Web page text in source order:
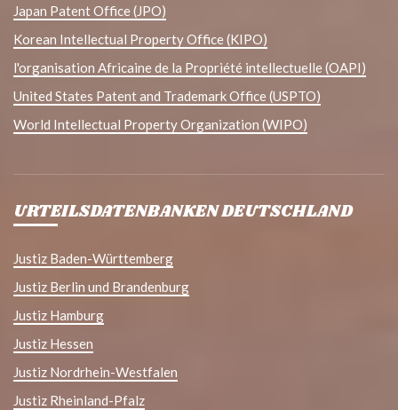
Japan Patent Office (JPO)
Korean Intellectual Property Office (KIPO)
l'organisation Africaine de la Propriété intellectuelle (OAPI)
United States Patent and Trademark Office (USPTO)
World Intellectual Property Organization (WIPO)
URTEILSDATENBANKEN DEUTSCHLAND
Justiz Baden-Württemberg
Justiz Berlin und Brandenburg
Justiz Hamburg
Justiz Hessen
Justiz Nordrhein-Westfalen
Justiz Rheinland-Pfalz